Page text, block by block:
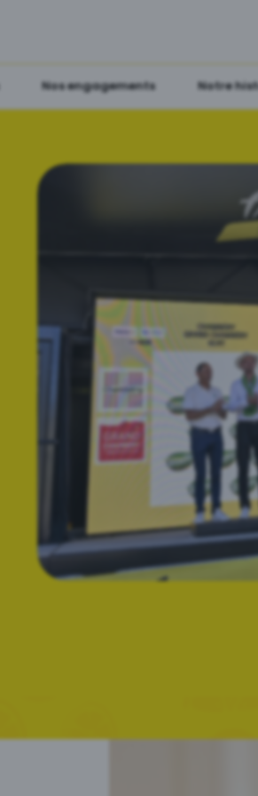
Nos engagements Notre